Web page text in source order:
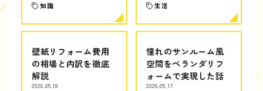
知識 生活
壁紙リフォーム費用
の相場と内訳を徹底
解説
2026.05.18
憧れのサンルーム風
空間をベランダリフ
ォームで実現した話
2026.05.17